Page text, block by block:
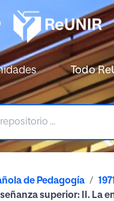
Todo
de Pedagogía 1971
superior: II. La